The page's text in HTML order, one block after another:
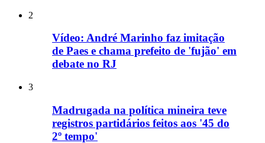
2
Vídeo: André Marinho faz imitação
de Paes e chama prefeito de 'fujão' em
debate no RJ
3
Madrugada na política mineira teve
registros partidários feitos aos '45 do
2º tempo'